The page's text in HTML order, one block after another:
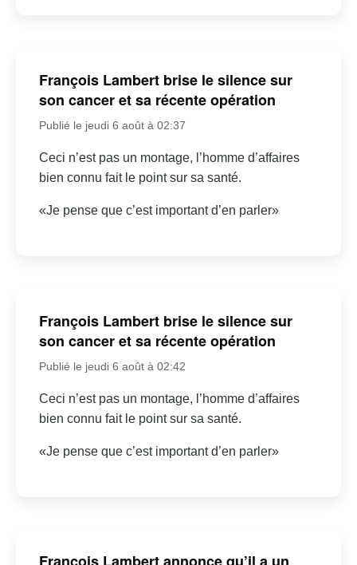
François Lambert brise le silence sur
son cancer et sa récente opération
Publié le jeudi 6 août à 02:37
Ceci n’est pas un montage, l’homme d’affaires
bien connu fait le point sur sa santé.
«Je pense que c’est important d’en parler»
François Lambert brise le silence sur
son cancer et sa récente opération
Publié le jeudi 6 août à 02:42
Ceci n’est pas un montage, l’homme d’affaires
bien connu fait le point sur sa santé.
«Je pense que c’est important d’en parler»